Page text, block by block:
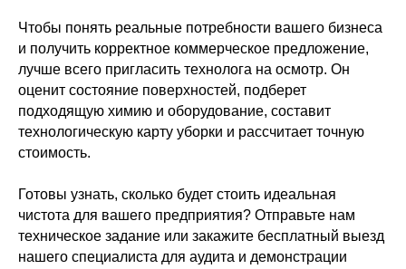
Чтобы понять реальные потребности вашего бизнеса
и получить корректное коммерческое предложение,
лучше всего пригласить технолога на осмотр. Он
оценит состояние поверхностей, подберет
подходящую химию и оборудование, составит
технологическую карту уборки и рассчитает точную
стоимость.
Готовы узнать, сколько будет стоить идеальная
чистота для вашего предприятия? Отправьте нам
техническое задание или закажите бесплатный выезд
нашего специалиста для аудита и демонстрации